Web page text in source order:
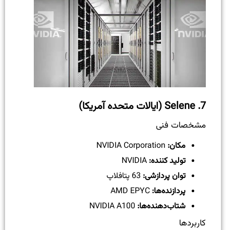
7. Selene (ایالات متحده آمریکا)
مشخصات فنی
مکان:
تولید کننده:
توان پردازشی:
پردازنده‌ها:
شتاب‌دهنده‌ها:
کاربردها